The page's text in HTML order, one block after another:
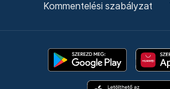
Kommentelési szabályzat